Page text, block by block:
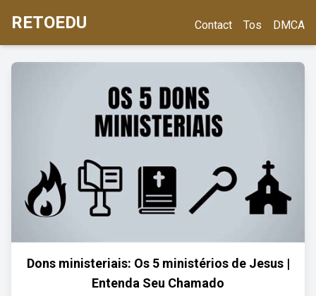
RETOEDU Contact Tos DMCA
Dons ministeriais: Os 5 ministérios de Jesus |
Entenda Seu Chamado